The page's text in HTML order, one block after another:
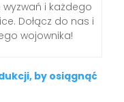
i każdego
Dołącz do nas i
wojownika!
by osiągnąć